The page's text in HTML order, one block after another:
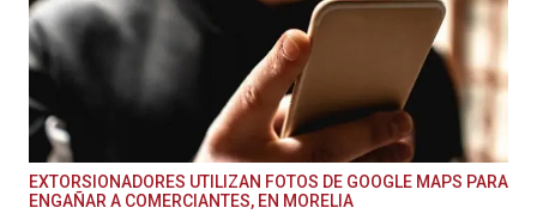
EXTORSIONADORES UTILIZAN FOTOS DE GOOGLE MAPS PARA
ENGAÑAR A COMERCIANTES, EN MORELIA